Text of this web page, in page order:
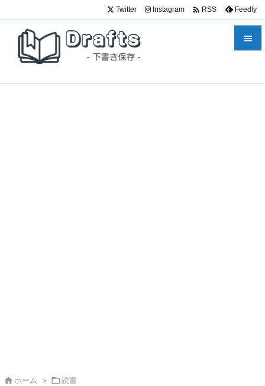

Twitter Instagram  RSS Feedly
 ホーム > 読書